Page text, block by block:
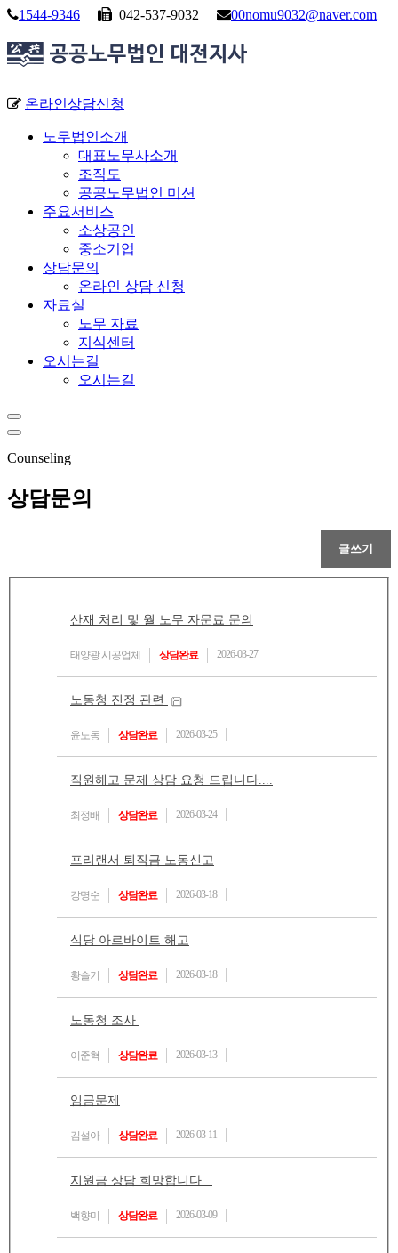
1544-9346 042-537-9032 00nomu9032@naver.com
온라인상담신청
노무법인소개
대표노무사소개
조직도
공공노무법인 미션
주요서비스
소상공인
중소기업
상담문의
온라인 상담 신청
자료실
노무 자료
지식센터
오시는길
오시는길
Counseling
상담문의
산재 처리 및 월 노무 자문료 문의
태양광 시공업체 상담완료 2026-03-27
노동청 진정 관련
윤노동 상담완료 2026-03-25
직원해고 문제 상담 요청 드립니다....
최정배 상담완료 2026-03-24
프리랜서 퇴직금 노동신고
강명순 상담완료 2026-03-18
식당 아르바이트 해고
황슬기 상담완료 2026-03-18
노동청 조사
이준혁 상담완료 2026-03-13
임금문제
김설아 상담완료 2026-03-11
지원금 상담 희망합니다...
백향미 상담완료 2026-03-09